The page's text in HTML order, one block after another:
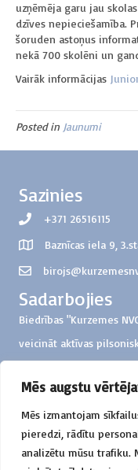
Mēs augstu
Mēs izmantojam
pieredzi, rādītu
analizētu mūsu trafiku.
uzņēmēja garu jau
dzīves nepieciešamība.
šoruden astoņus
nekā 700 skolēni un
Vairāk informācijas
Posted in Jaunumi
Sazinies
+371 26516115
Baznīcas iela 9,
Sadarbojies
Biedrības "Kurzemes
veicināt aktīvas
Ziedo
Biedrība "Kurzemes
Konts:
Mērķis: ziedojums